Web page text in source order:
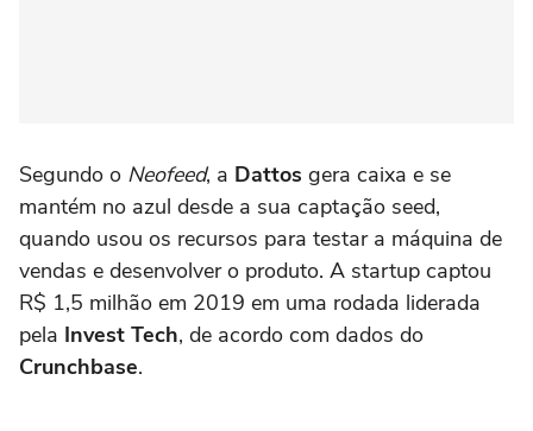
Segundo o Neofeed, a Dattos gera caixa e se
mantém no azul desde a sua captação seed,
quando usou os recursos para testar a máquina de
vendas e desenvolver o produto. A startup captou
R$ 1,5 milhão em 2019 em uma rodada liderada
pela Invest Tech, de acordo com dados do
Crunchbase.